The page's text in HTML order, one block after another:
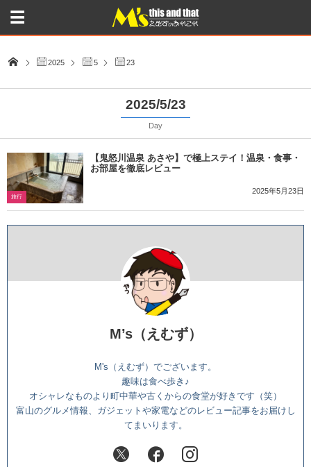
2025 5 23
2025/5/23
Day
旅行
【鬼怒川温泉 あさや】で極上ステイ！温泉・食事・
お部屋を徹底レビュー
2025年5月23日
M’s（えむず）
M's（えむず）でございます。
趣味は食べ歩き♪
オシャレなものより町中華や古くからの食堂が好きです（笑）
富山のグルメ情報、ガジェットや家電などのレビュー記事をお届けし
てまいります。